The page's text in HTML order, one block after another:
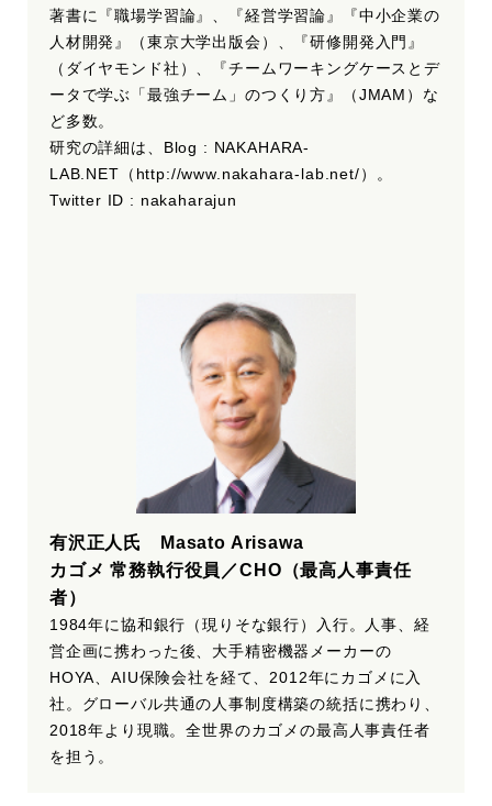
著書に『職場学習論』、『経営学習論』『中小企業の
人材開発』（東京大学出版会）、『研修開発入門』
（ダイヤモンド社）、『チームワーキングケースとデ
ータで学ぶ「最強チーム」のつくり方』（JMAM）な
ど多数。
研究の詳細は、Blog : NAKAHARA-
LAB.NET（http://www.nakahara-lab.net/）。
Twitter ID : nakaharajun
有沢正人氏 Masato Arisawa
カゴメ 常務執行役員／CHO（最高人事責任
者）
1984年に協和銀行（現りそな銀行）入行。人事、経
営企画に携わった後、大手精密機器メーカーの
HOYA、AIU保険会社を経て、2012年にカゴメに入
社。グローバル共通の人事制度構築の統括に携わり、
2018年より現職。全世界のカゴメの最高人事責任者
を担う。